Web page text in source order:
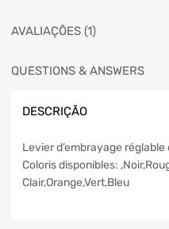
AVALIAÇÕES (1)
QUESTIONS & ANSWERS
DESCRIÇÃO
Levier d’embrayage
Coloris disponibles:
Clair,Orange,Vert,Bleu